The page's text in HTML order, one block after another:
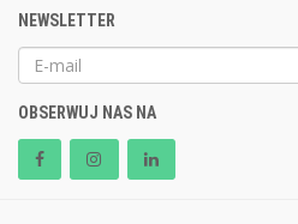
NEWSLETTER
OBSERWUJ NAS NA